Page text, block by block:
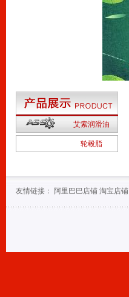
5
3
1
艾索润滑油
轮毂脂
友情链接： 阿里巴巴店铺 淘宝店铺